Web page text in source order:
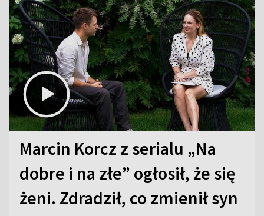
Marcin Korcz z serialu „Na
dobre i na złe” ogłosił, że się
żeni. Zdradził, co zmienił syn